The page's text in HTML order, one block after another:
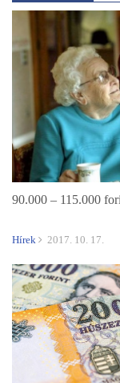
90.000 – 115.000
Hírek 2017. 10. 17.